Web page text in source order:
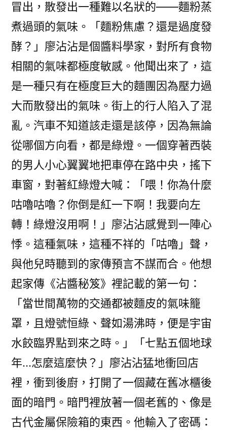
冒出，散發出一種難以名狀的——麵粉蒸
煮過頭的氣味。「麵粉焦慮？還是過度發
酵？」廖沾沾是個醬料學家，對所有食物
相關的氣味都極度敏感。他聞出來了，這
是一種只有在極度巨大的麵團因為壓力過
大而散發出的氣味。街上的行人陷入了混
亂。汽車不知道該走還是該停，因為無論
從哪個方向看，都是綠燈。一個穿著西裝
的男人小心翼翼地把車停在路中央，搖下
車窗，對著紅綠燈大喊：「喂！你為什麼
咕嚕咕嚕？你倒是紅一下啊！我要向左
轉！綠燈沒用啊！」廖沾沾感覺到一陣心
悸。這種氣味，這種不祥的「咕嚕」聲，
與他兒時聽到的家傳預言不謀而合。他想
起家傳《沾醬秘笈》裡記載的第一句：
「當世間萬物的交通都被麵皮的氣味籠
罩，且燈號恒綠、聲如湯沸時，便是宇宙
水餃臨界點到來之時。」「七點五個地球
年…怎麼這麼快？」廖沾沾猛地衝回店
裡，衝到後廚，打開了一個藏在舊冰櫃後
面的暗門。暗門裡放著一個老舊的、像是
古代金屬保險箱的東西。他輸入了密碼：